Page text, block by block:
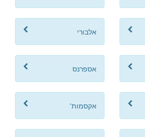
אלבורי
אספרנס
אקסמות'